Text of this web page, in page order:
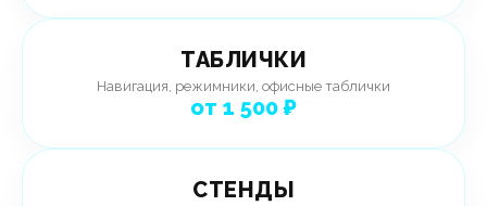
ТАБЛИЧКИ
Навигация, режимники, офисные таблички
от 1 500 ₽
СТЕНДЫ